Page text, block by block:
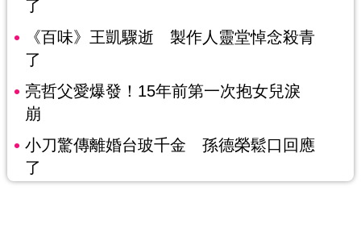
了
《百味》王凱驟逝 製作人靈堂悼念殺青
了
亮哲父愛爆發！15年前第一次抱女兒淚
崩
小刀驚傳離婚台玻千金 孫德榮鬆口回應
了